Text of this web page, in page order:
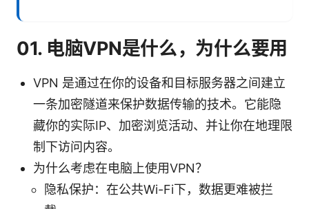
01. 电脑VPN是什么，为什么要用
VPN 是通过在你的设备和目标服务器之间建立
一条加密隧道来保护数据传输的技术。它能隐
藏你的实际IP、加密浏览活动、并让你在地理限
制下访问内容。
为什么考虑在电脑上使用VPN？
隐私保护：在公共Wi-Fi下，数据更难被拦